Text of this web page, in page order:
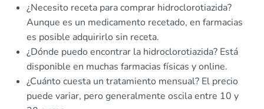
¿Necesito receta para comprar hidroclorotiazida?
Aunque es un medicamento recetado, en farmacias
es posible adquirirlo sin receta.
¿Dónde puedo encontrar la hidroclorotiazida? Está
disponible en muchas farmacias físicas y online.
¿Cuánto cuesta un tratamiento mensual? El precio
puede variar, pero generalmente oscila entre 10 y